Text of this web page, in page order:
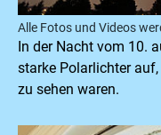
Alle Fotos und Videos
In der Nacht vom 10.
starke Polarlichter
zu sehen waren.